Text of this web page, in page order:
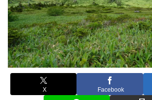
X Facebook